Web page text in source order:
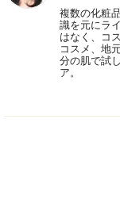
複数の化粧
識を元にラ
はなく、コ
コスメ、地
分の肌で試
ア。